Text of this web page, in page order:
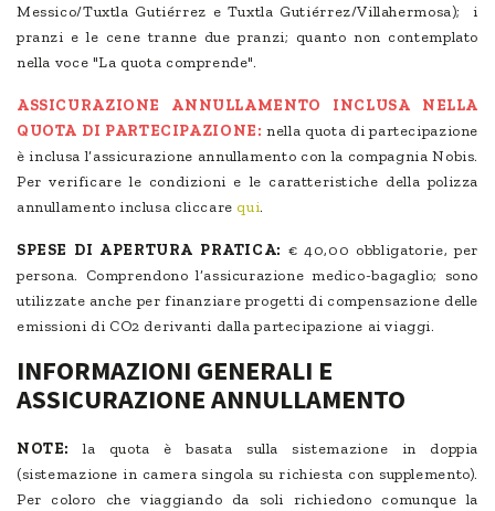
Messico/Tuxtla Gutiérrez e Tuxtla Gutiérrez/Villahermosa); i
pranzi e le cene tranne due pranzi; quanto non contemplato
nella voce "La quota comprende".
ASSICURAZIONE ANNULLAMENTO INCLUSA NELLA
QUOTA DI PARTECIPAZIONE: nella quota di partecipazione
è inclusa l’assicurazione annullamento con la compagnia Nobis.
Per verificare le condizioni e le caratteristiche della polizza
annullamento inclusa cliccare qui.
SPESE DI APERTURA PRATICA: € 40,00 obbligatorie, per
persona. Comprendono l’assicurazione medico-bagaglio; sono
utilizzate anche per finanziare progetti di compensazione delle
emissioni di CO2 derivanti dalla partecipazione ai viaggi.
INFORMAZIONI GENERALI E
ASSICURAZIONE ANNULLAMENTO
NOTE:
la quota è basata sulla sistemazione in doppia
(sistemazione in camera singola su richiesta con supplemento).
Per coloro che viaggiando da soli richiedono comunque la